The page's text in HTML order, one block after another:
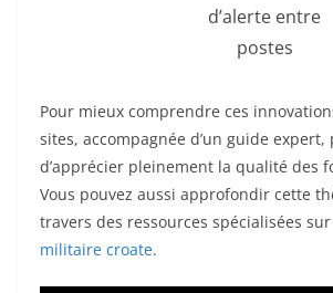
d’alerte entre
postes
Pour mieux comprendre ces
sites, accompagnée d’un guide
d’apprécier pleinement la qualité des
Vous pouvez aussi approfondir cette
travers des ressources spécialisées
militaire croate.